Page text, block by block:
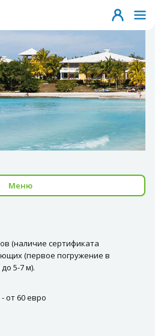
Меню
(наличие сертификата
(первое погружение в
5-7 м).
от 60 евро